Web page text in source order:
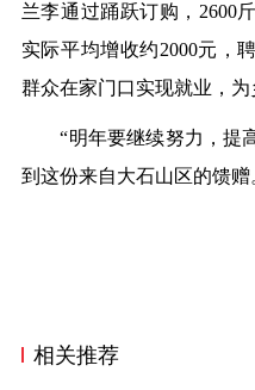
兰李通过踊跃订购，2600
实际平均增收约2000元，
群众在家门口实现就业，为
“明年要继续努力，提
到这份来自大石山区的馈赠
相关推荐